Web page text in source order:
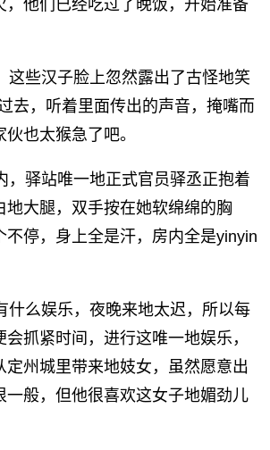
，他们已经吃过了晚饭，开始准备
些汉子脸上忽然露出了古怪地笑
去，听着里面传出的声音，掩嘴而
也太猴急了吧。
驿站唯一地正式官员驿丞正抱着
地大腿，双手按在她软绵绵的胸
不停，身上全是汗，房内全是yinyin
么娱乐，夜晚来地太迟，所以每
抓紧时间，进行这唯一地娱乐，
定州城里带来地妓女，虽然愿意出
一般，但他很喜欢这女子地媚劲儿